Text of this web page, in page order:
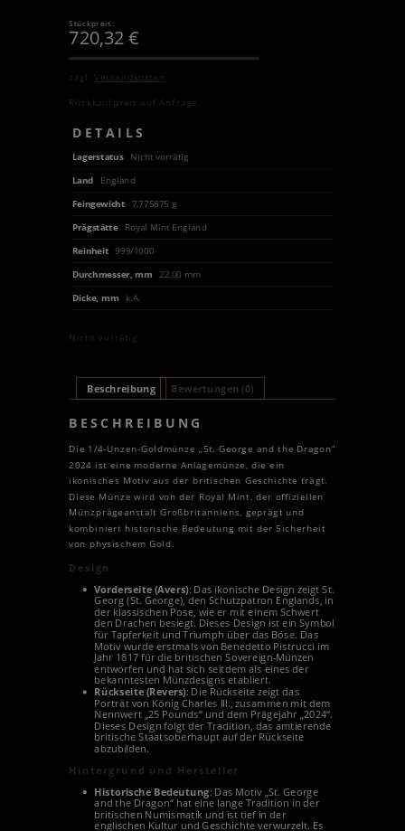
Stückpreis:
720,32€
zzgl.Versandkosten
Rückkaufpreis auf Anfrage.
DETAILS
Lagerstatus Nicht vorrätig
Land
England
Feingewicht
7,775875 g
Prägstätte
Royal Mint England
Reinheit 999/1000
Durchmesser, mm
22,00 mm
Dicke, mm k.A.
Nicht vorrätig
Beschreibung Bewertungen (0)
BESCHREIBUNG
Die 1/4-Unzen-Goldmünze „St. George and the Dragon“
2024 ist eine moderne Anlagemünze, die ein
ikonisches Motiv aus der britischen Geschichte trägt.
Diese Münze wird von der Royal Mint, der offiziellen
Münzprägeanstalt Großbritanniens, geprägt und
kombiniert historische Bedeutung mit der Sicherheit
von physischem Gold.
Design
Vorderseite (Avers): Das ikonische Design zeigt St.
Georg (St. George), den Schutzpatron Englands, in
der klassischen Pose, wie er mit einem Schwert
den Drachen besiegt. Dieses Design ist ein Symbol
für Tapferkeit und Triumph über das Böse. Das
Motiv wurde erstmals von Benedetto Pistrucci im
Jahr 1817 für die britischen Sovereign-Münzen
entworfen und hat sich seitdem als eines der
bekanntesten Münzdesigns etabliert.
Rückseite (Revers): Die Rückseite zeigt das
Porträt von König Charles III., zusammen mit dem
Nennwert „25 Pounds“ und dem Prägejahr „2024“.
Dieses Design folgt der Tradition, das amtierende
britische Staatsoberhaupt auf der Rückseite
abzubilden.
Hintergrund und Hersteller
Historische Bedeutung: Das Motiv „St. George
and the Dragon“ hat eine lange Tradition in der
britischen Numismatik und ist tief in der
englischen Kultur und Geschichte verwurzelt. Es